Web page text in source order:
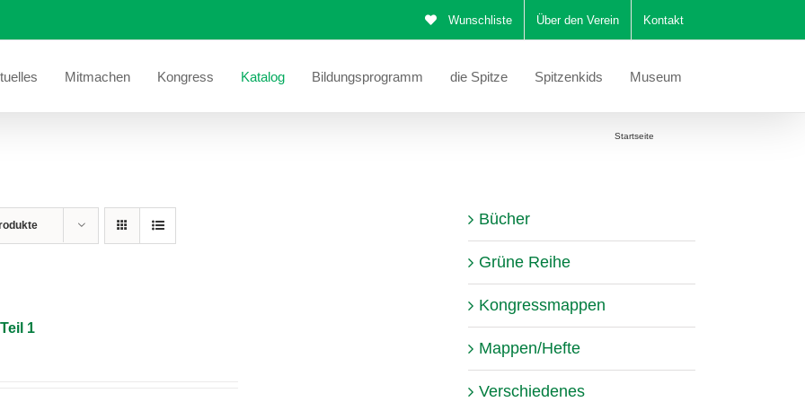
Wunschliste Über den Verein Kontakt
Mitmachen Kongress Katalog Bildungsprogramm die Spitze Spitzenkids Museum
Startseite
1
Bücher
Grüne Reihe
Kongressmappen
Mappen/Hefte
Verschiedenes